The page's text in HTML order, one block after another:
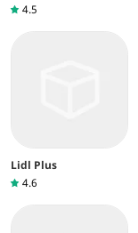
4.5
Lidl Plus
4.6